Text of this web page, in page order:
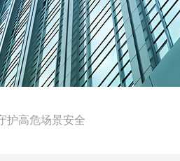
护高危场景安全